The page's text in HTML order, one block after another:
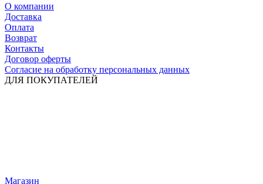
О компании
Доставка
Оплата
Возврат
Контакты
Договор оферты
Согласие на обработку персональных данных
ДЛЯ ПОКУПАТЕЛЕЙ
Магазин